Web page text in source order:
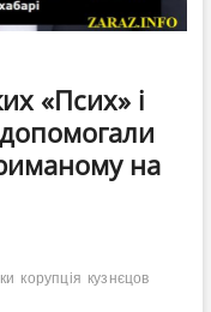
«Псих» і
на
корупція кузнєцов